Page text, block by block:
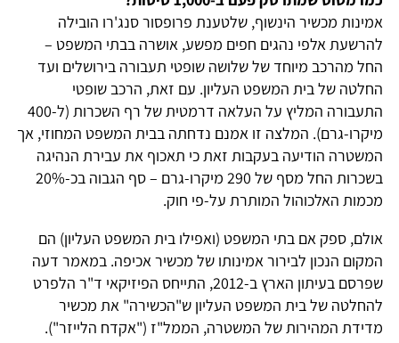
אמינות מכשיר הינשוף, שלטענת פרופסור סנג'רו הובילה
להרשעת אלפי נהגים חפים מפשע, אושרה בבתי המשפט –
החל מהרכב מיוחד של שלושה שופטי תעבורה בירושלים ועד
החלטה של בית המשפט העליון. עם זאת, הרכב שופטי
התעבורה המליץ על העלאה דרמטית של רף השכרות (ל-400
מיקרו-גרם). המלצה זו אמנם נדחתה בבית המשפט המחוזי, אך
המשטרה הודיעה בעקבות זאת כי תאכוף את עבירת הנהיגה
בשכרות החל מסף של 290 מיקרו-גרם – סף הגבוה בכ-20%
מכמות האלכוהול המותרת על-פי חוק.
אולם, ספק אם בתי המשפט (ואפילו בית המשפט העליון) הם
המקום הנכון לבירור אמינותו של מכשיר אכיפה. במאמר דעה
שפרסם בעיתון הארץ ב-2012, התייחס הפיזיקאי ד"ר הלפרט
להחלטה של בית המשפט העליון ש"הכשירה" את מכשיר
מדידת המהירות של המשטרה, הממל"ז ("אקדח הלייזר").